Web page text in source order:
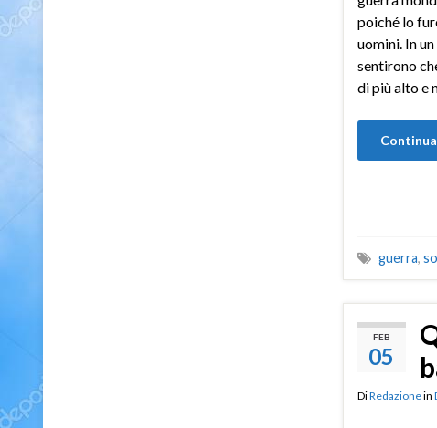
poiché lo
uomini. In
sentirono
di più alto e
guerra,
FEB
05
DiRedazionein